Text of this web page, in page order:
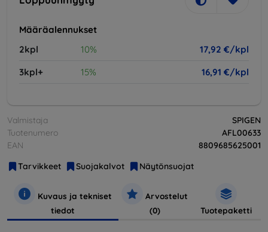
Määräalennukset
2kpl
10%
17,92 €/kpl
3kpl+
15% 16,91 €/kpl
Valmistaja
SPIGEN
Tuotenumero
AFL00633
EAN
8809685625001
Tarvikkeet
Suojakalvot Näytönsuojat
Kuvaus ja tekniset
tiedot
Arvostelut
(0)
Tuotepaketti